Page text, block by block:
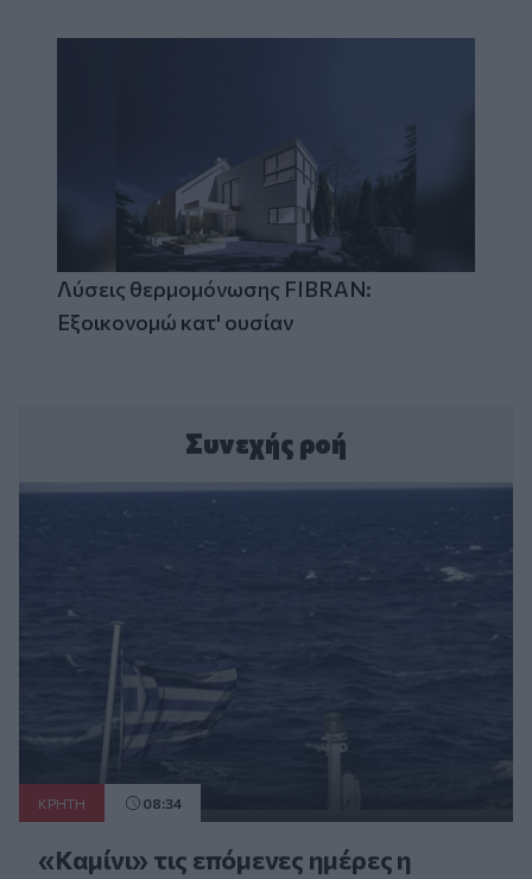
Λύσεις θερμομόνωσης FIBRAN:
Εξοικονομώ κατ' ουσίαν
Συνεχής ροή
ΚΡΗΤΗ 08:34
«Καμίνι» τις επόμενες ημέρες η